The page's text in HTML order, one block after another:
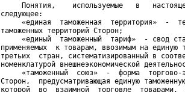
Понятия,    используемые   в
следующее:
«единая  таможенная  территория»  -
таможенных территорий Сторон;
«единый  таможенный  тариф»  - свод
применяемых  к товарам, ввозимым на единую
третьих  стран, систематизированный в
номенклатурой внешнеэкономической
«таможенный  союз»  -  форма
Сторон,  предусматривающая единую
которой  во  взаимной  торговле  товарами,